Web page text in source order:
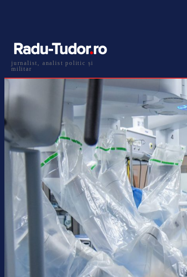
jurnalist, analist politic și
militar